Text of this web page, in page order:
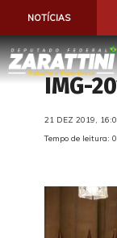
NOTÍCIAS
IMG-
21 DEZ 2019,
Tempo de leitura: